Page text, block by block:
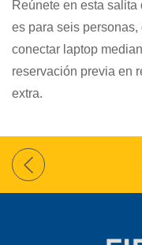
Reúnete en esta
es para seis
conectar laptop
reservación previa en
extra.